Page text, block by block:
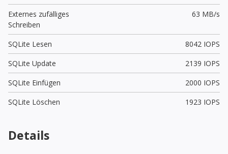
Externes zufälliges
Schreiben
63 MB/s
SQLite Lesen
8042 IOPS
SQLite Update
2139 IOPS
SQLite Einfügen
2000 IOPS
SQLite Löschen
1923 IOPS
Details